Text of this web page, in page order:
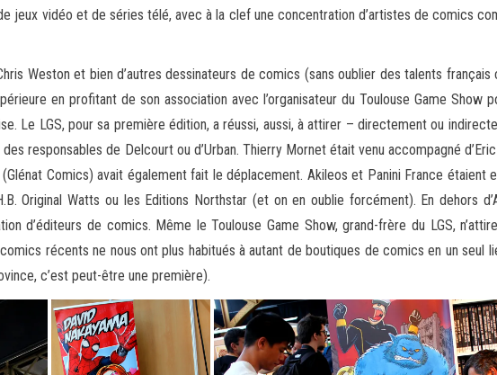
jeux vidéo et de séries télé, avec à la clef une concentration d’artistes de comics
Weston et bien d’autres dessinateurs de comics (sans oublier des talents
en profitant de son association avec l’organisateur du Toulouse Game Show
Le LGS, pour sa première édition, a réussi, aussi, à attirer – directement ou
responsables de Delcourt ou d’Urban. Thierry Mornet était venu accompagné
Comics) avait également fait le déplacement. Akileos et Panini France étaient
Original Watts ou les Editions Northstar (et on en oublie forcément). En dehors
d’éditeurs de comics. Même le Toulouse Game Show, grand-frère du LGS,
récents ne nous ont plus habitués à autant de boutiques de comics en un seul
c’est peut-être une première).